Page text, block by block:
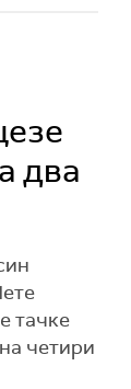
два
тачке
четири